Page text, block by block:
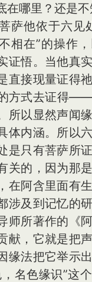
在哪里？还是不
他依于六见
相在”的操作
证悟。当他真
直接现量证得
方式去证得
所以显然声闻
体内涵。所以
是只有菩萨所
关的，因为那
在阿含里面有
涉及到记忆的
师所著作的《
献，它就是把
缘法把它举示
名色缘识”这